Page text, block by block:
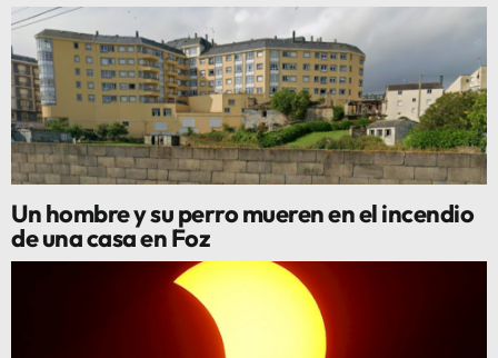
Un hombre y su perro mueren en el incendio
de una casa en Foz